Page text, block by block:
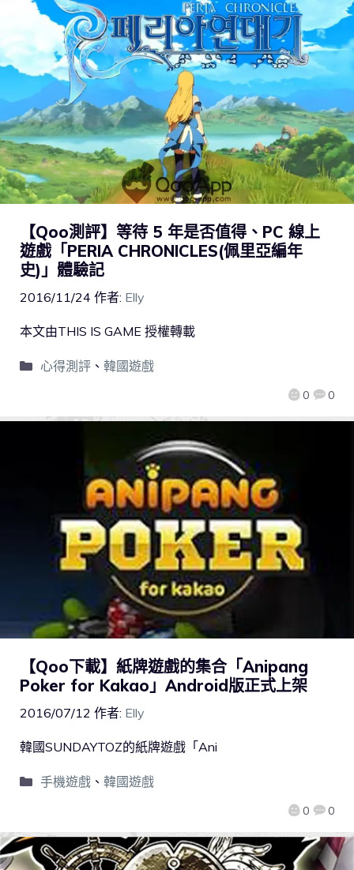
【Qoo測評】等待 5 年是否值得、PC 線上
遊戲「PERIA CHRONICLES(佩里亞編年
史)」體驗記
2016/11/24 作者: Elly
0 0
本文由THIS IS GAME 授權轉載
心得測評、 韓國遊戲
【Qoo下載】紙牌遊戲的集合「Anipang
Poker for Kakao」Android版正式上架
2016/07/12 作者: Elly
0 0
韓國SUNDAYTOZ的紙牌遊戲「Ani
手機遊戲、 韓國遊戲